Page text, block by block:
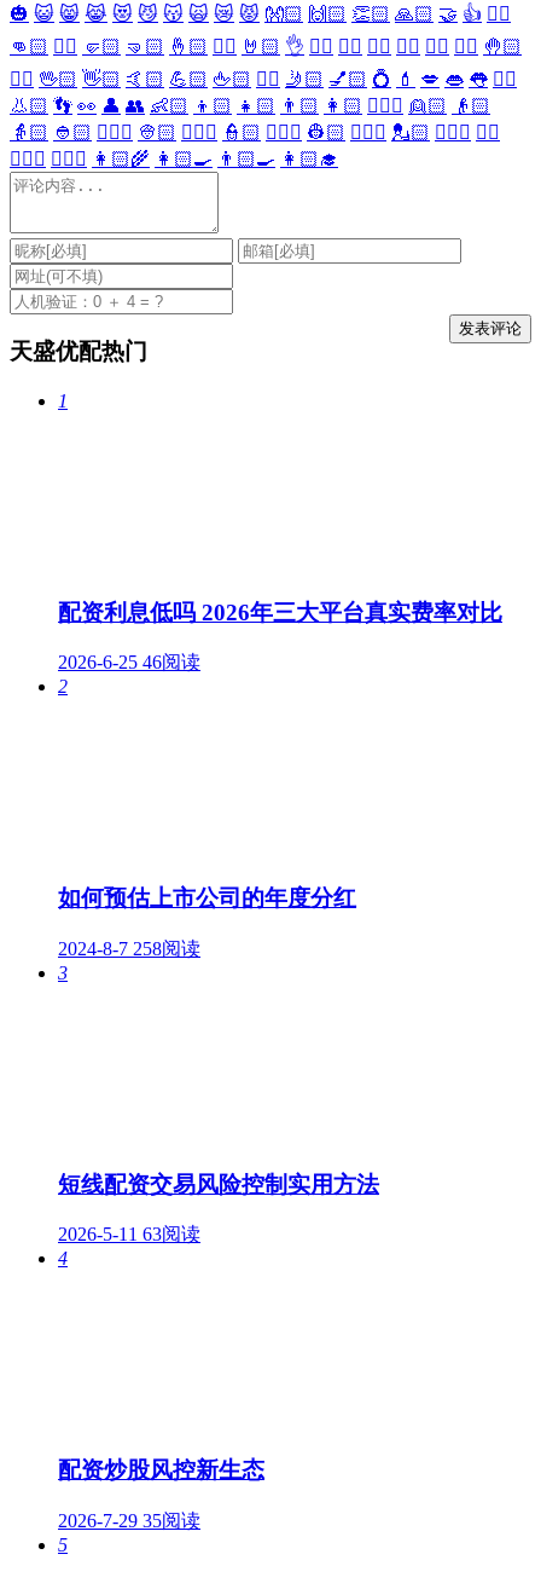
🎃 😺 😸 😹 😻 😼 😽 🙀 😿 😾 👐🏻 🙌🏻 👏🏻 🙏🏻 🤝 👍 👎🏻
👊🏻 ✊🏻 🤛🏻 🤜🏻 🤞🏻 ✌🏻 🤘🏻 👌 👈🏻 👉🏻 👆🏻 👇🏻 ☝🏻 ✋🏻 🤚🏻
🖐🏻 🖖🏻 👋🏻 🤙🏻 💪🏻 🖕🏻 ✍🏻 🤳🏻 💅🏻 💍 💄 💋 👄 👅 👂🏻
👃🏻 👣 👀 👤 👥 👶🏻 👦🏻 👧🏻 👨🏻 👩🏻 👱🏻‍♀️ 👱🏻
👴🏻
👵🏻 👲🏻 👳🏻‍♀️ 👳🏻 👮🏻‍♀️ 👮🏻 👷🏻‍♀️ 👷🏻 💂🏻‍♀️ 💂🏻 🕵🏻‍♀️ 🕵🏻
👩🏻‍⚕️ 👨🏻‍⚕️ 👩🏻‍🌾 👩🏻‍🍳 👨🏻‍🍳 👩🏻‍🎓
天盛优配热门
1
配资利息低吗 2026年三大平台真实费率对比
2026-6-25 46阅读
2
如何预估上市公司的年度分红
2024-8-7 258阅读
3
短线配资交易风险控制实用方法
2026-5-11 63阅读
4
配资炒股风控新生态
2026-7-29 35阅读
5